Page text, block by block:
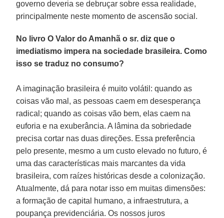
governo deveria se debruçar sobre essa realidade,
principalmente neste momento de ascensão social.
No livro O Valor do Amanhã o sr. diz que o
imediatismo impera na sociedade brasileira. Como
isso se traduz no consumo?
A imaginação brasileira é muito volátil: quando as
coisas vão mal, as pessoas caem em desesperança
radical; quando as coisas vão bem, elas caem na
euforia e na exuberância. A lâmina da sobriedade
precisa cortar nas duas direções. Essa preferência
pelo presente, mesmo a um custo elevado no futuro, é
uma das características mais marcantes da vida
brasileira, com raízes históricas desde a colonização.
Atualmente, dá para notar isso em muitas dimensões:
a formação de capital humano, a infraestrutura, a
poupança previdenciária. Os nossos juros